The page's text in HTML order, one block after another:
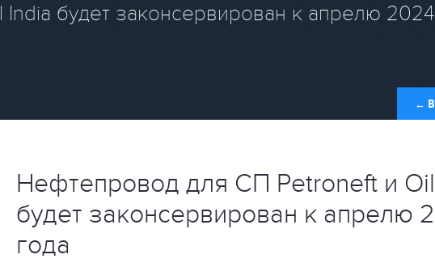
будет законсервирован к апрелю 2024
←
Нефтепровод для СП Petroneft и
будет законсервирован к апрелю
года